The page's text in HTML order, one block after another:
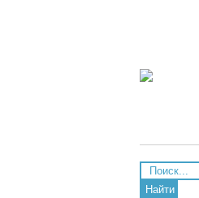
Найти